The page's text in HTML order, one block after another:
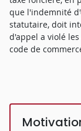
que l'indemnité
statutaire, doit
d'appel a violé les
code de